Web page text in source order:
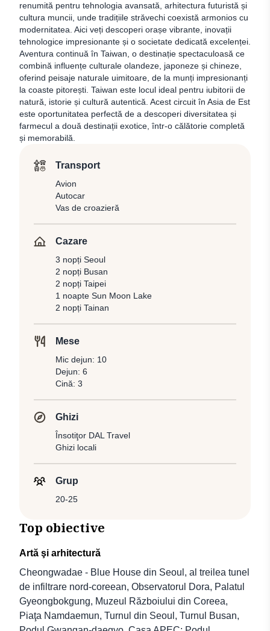
renumită pentru tehnologia avansată, arhitectura futuristă și
cultura muncii, unde tradițiile străvechi coexistă armonios cu
modernitatea. Aici veți descoperi orașe vibrante, inovații
tehnologice impresionante și o societate dedicată excelenței.
Aventura continuă în Taiwan, o destinație spectaculoasă ce
combină influențe culturale olandeze, japoneze și chineze,
oferind peisaje naturale uimitoare, de la munți impresionanți
la coaste pitorești. Taiwan este locul ideal pentru iubitorii de
natură, istorie și cultură autentică. Acest circuit în Asia de Est
este oportunitatea perfectă de a descoperi diversitatea și
farmecul a două destinații exotice, într-o călătorie completă
și memorabilă.
Transport
Avion
Autocar
Vas de croazieră
Cazare
3 nopți Seoul
2 nopți Busan
2 nopți Taipei
1 noapte Sun Moon Lake
2 nopți Tainan
Mese
Mic dejun: 10
Dejun: 6
Cină: 3
Ghizi
Însotiţor DAL Travel
Ghizi locali
Grup
20-25
Top obiective
Artă şi arhitectură
Cheongwadae - Blue House din Seoul, al treilea tunel
de infiltrare nord-coreean, Observatorul Dora, Palatul
Gyeongbokgung, Muzeul Războiului din Coreea,
Piaţa Namdaemun, Turnul din Seoul, Turnul Busan,